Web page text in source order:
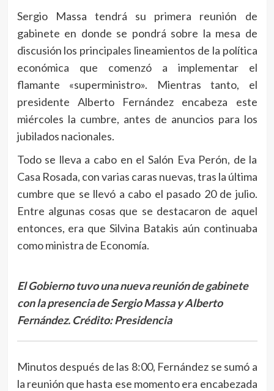
Sergio Massa tendrá su primera reunión de
gabinete en donde se pondrá sobre la mesa de
discusión los principales lineamientos de la política
económica que comenzó a implementar el
flamante «superministro». Mientras tanto, el
presidente Alberto Fernández encabeza este
miércoles la cumbre, antes de anuncios para los
jubilados nacionales.
Todo se lleva a cabo en el Salón Eva Perón, de la
Casa Rosada, con varias caras nuevas, tras la última
cumbre que se llevó a cabo el pasado 20 de julio.
Entre algunas cosas que se destacaron de aquel
entonces, era que Silvina Batakis aún continuaba
como ministra de Economía.
El Gobierno tuvo una nueva reunión de gabinete
con la presencia de Sergio Massa y Alberto
Fernández. Crédito: Presidencia
Minutos después de las 8:00, Fernández se sumó a
la reunión que hasta ese momento era encabezada